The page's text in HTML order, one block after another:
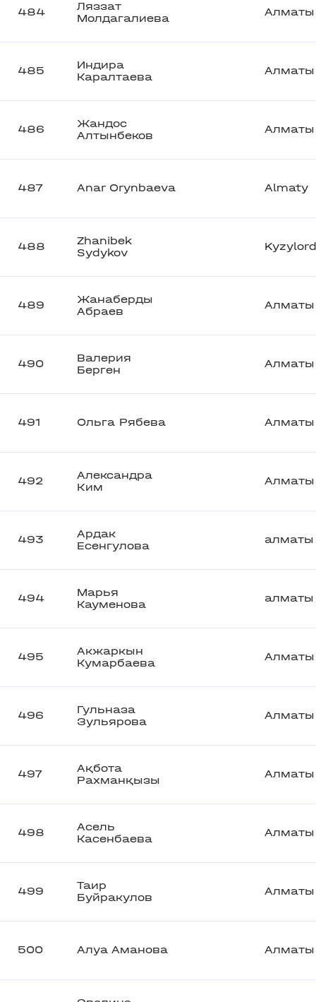
484
Ляззат
Молдагалиева
Алматы
485
Индира
Каралтаева
Алматы
486
Жандос
Алтынбеков
Алматы
487 Anar Orynbaeva Almaty
488
Zhanibek
Sydykov
489
Жанаберды
Абраев
Алматы
490
Валерия
Берген
Алматы
491 Ольга Рябева Алматы
492
Александра
Ким
Алматы
493
Ардак
Есенгулова
алматы
494
Марья
Кауменова
алматы
495
Акжаркын
Кумарбаева
Алматы
496
Гульназа
Зульярова
Алматы
497
Ақбота
Рахманқызы
Алматы
498
Асель
Касенбаева
Алматы
499
Таир
Буйракулов
Алматы
500 Алуа Аманова Алматы